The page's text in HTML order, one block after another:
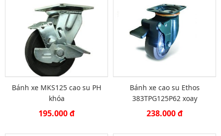
Bánh xe MKS125 cao su PH
khóa
195.000 đ
Bánh xe cao su Ethos
383TPG125P62 xoay
238.000 đ